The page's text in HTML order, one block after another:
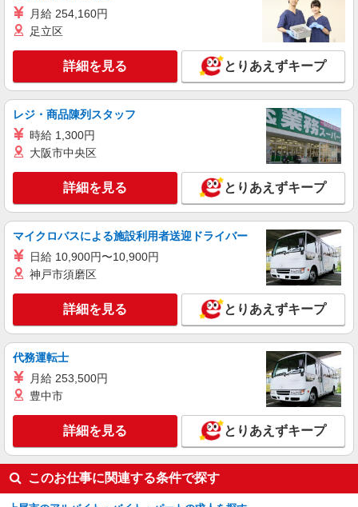
月給 254,160円
足立区
詳細を見る とりあえずキープ
レジ・商品陳列スタッフ
時給 1,300円
大阪市中央区
詳細を見る とりあえずキープ
マイクロバスによる施設利用者送迎ドライバー
日給 10,900円〜10,900円
神戸市須磨区
詳細を見る とりあえずキープ
代務運転士
月給 253,500円
豊中市
詳細を見る とりあえずキープ
このお仕事に関連する条件で探す